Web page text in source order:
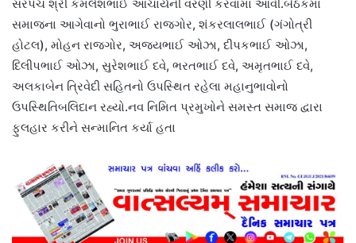
સરપંચ શ્રી કમલેશભાઈ આચાર્યની વરણી કરવામાં આવી.બેઠકમાં
સમાજના આગેવાનો ભુરાભાઈ રાજગોર, શંકરલાલભાઈ (ગંગોત્રી
હોટલ), મોહન રાજગોર, અજયભાઈ ઓઝા, દીપકભાઈ ઓઝા,
દિલીપભાઈ ઓઝા, સુરેશભાઈ દવે, ભરતભાઈ દવે, અમૃતભાઈ દવે,
અલકાબેન ત્રિવેદી સહિતનો ઉપસ્થિત રહેલા મહાનુભાવોનો
ઉપસ્થિતિબલિદાન રહ્યો.નવ નિમિત પ્રમુખોને સમસ્ત સમાજ દ્વારા
ફુલહાર કરીને સન્માનિત કર્યા હતા